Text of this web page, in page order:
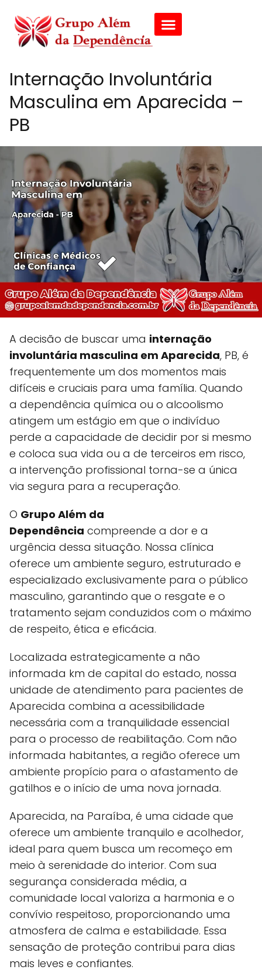
Internação Involuntária
Masculina em Aparecida –
PB
A decisão de buscar uma internação
involuntária masculina em Aparecida, PB, é
frequentemente um dos momentos mais
difíceis e cruciais para uma família. Quando
a dependência química ou o alcoolismo
atingem um estágio em que o indivíduo
perde a capacidade de decidir por si mesmo
e coloca sua vida ou a de terceiros em risco,
a intervenção profissional torna-se a única
via segura para a recuperação.
O Grupo Além da
Dependência compreende a dor e a
urgência dessa situação. Nossa clínica
oferece um ambiente seguro, estruturado e
especializado exclusivamente para o público
masculino, garantindo que o resgate e o
tratamento sejam conduzidos com o máximo
de respeito, ética e eficácia.
Localizada estrategicamente a não
informada km de capital do estado, nossa
unidade de atendimento para pacientes de
Aparecida combina a acessibilidade
necessária com a tranquilidade essencial
para o processo de reabilitação. Com não
informada habitantes, a região oferece um
ambiente propício para o afastamento de
gatilhos e o início de uma nova jornada.
Aparecida, na Paraíba, é uma cidade que
oferece um ambiente tranquilo e acolhedor,
ideal para quem busca um recomeço em
meio à serenidade do interior. Com sua
segurança considerada média, a
comunidade local valoriza a harmonia e o
convívio respeitoso, proporcionando uma
atmosfera de calma e estabilidade. Essa
sensação de proteção contribui para dias
mais leves e confiantes.